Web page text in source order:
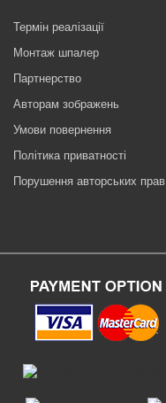
Термін реалізації
Монтаж шпалер
Партнерство
Авторам зображень
Умови повернення
Політика приватності
Порушення авторських прав